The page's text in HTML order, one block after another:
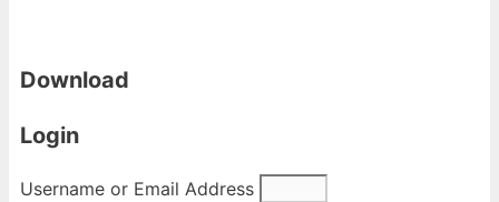
Download
Login
Username or Email Address